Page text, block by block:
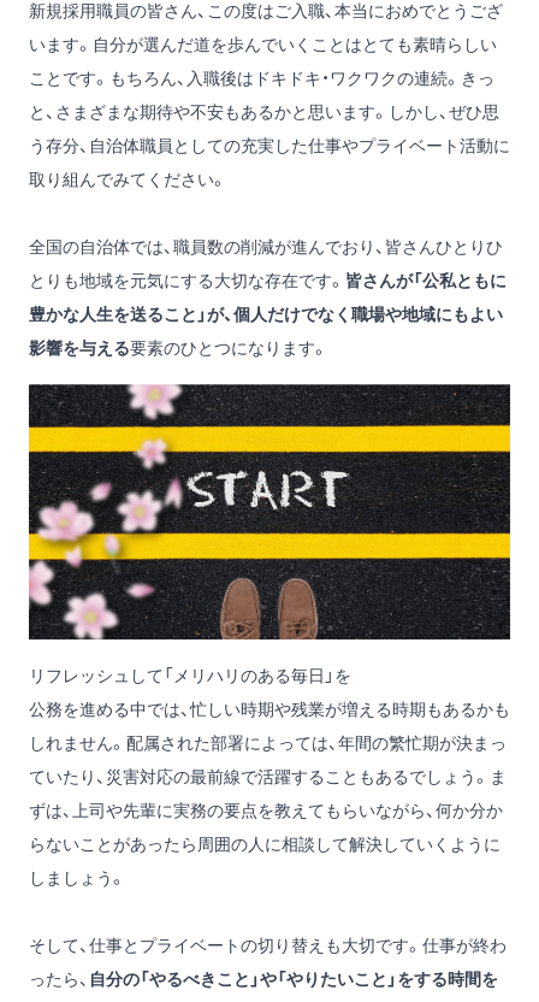
新規採用職員の皆さん、この度はご入職、本当におめでとうござ
います。自分が選んだ道を歩んでいくことはとても素晴らしい
ことです。もちろん、入職後はドキドキ・ワクワクの連続。きっ
と、さまざまな期待や不安もあるかと思います。しかし、ぜひ思
う存分、自治体職員としての充実した仕事やプライベート活動に
取り組んでみてください。
全国の自治体では、職員数の削減が進んでおり、皆さんひとりひ
とりも地域を元気にする大切な存在です。 皆さんが「公私ともに
豊かな人生を送ること」が、個人だけでなく職場や地域にもよい
影響を与える要素のひとつになります。
リフレッシュして「メリハリのある毎日」を
公務を進める中では、忙しい時期や残業が増える時期もあるかも
しれません。配属された部署によっては、年間の繁忙期が決まっ
ていたり、災害対応の最前線で活躍することもあるでしょう。ま
ずは、上司や先輩に実務の要点を教えてもらいながら、何か分か
らないことがあったら周囲の人に相談して解決していくように
しましょう。
そして、仕事とプライベートの切り替えも大切です。仕事が終わ
ったら、 自分の「やるべきこと」や「やりたいこと」をする時間を